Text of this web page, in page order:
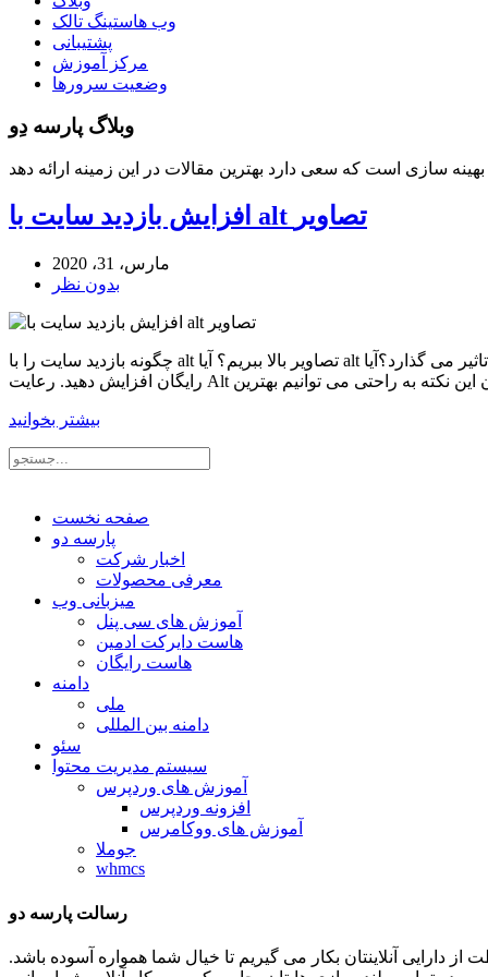
وب هاستینگ تالک
پشتیبانی
مرکز آموزش
وضعیت سرورها
وبلاگ پارسه دِو
افزایش بازدید سایت با alt تصاویر
مارس، 31، 2020
بدون نظر
چگونه بازدید سایت را با alt تصاویر بالا ببریم؟ آیا alt تصاویر بر روی سئو تاثیر می گذارد؟آیا alt تصاویر تاثیری در بازدید سایت دارد؟با خواندن این مقاله از مرکز آموزش پارسه دو بازدید سایتتان را به صورت
بیشتر بخوانید
صفحه نخست
پارسه دو
اخبار شرکت
معرفی محصولات
میزبانی وب
آموزش های سی پنل
هاست دایرکت ادمین
هاست رایگان
دامنه
ملی
دامنه بین المللی
سئو
سیستم مدیریت محتوا
آموزش های وردپرس
افزونه وردپرس
آموزش های ووکامرس
جوملا
whmcs
رسالت پارسه دو
توان و تلاشمان را در جهت حفاظت از دارایی آنلاینتان بکار می گیریم تا خیال شما همواره آسوده باشد.